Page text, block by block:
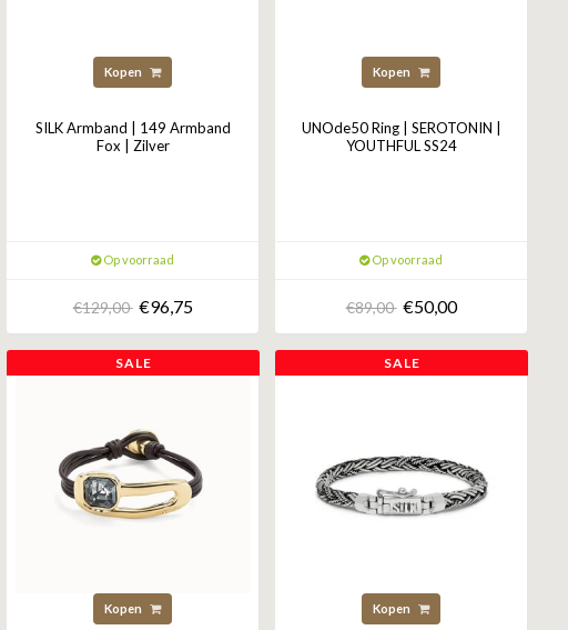
Kopen
SILK Armband | 149 Armband
Fox | Zilver
Op voorraad
€129,00 €96,75
Kopen
UNOde50 Ring | SEROTONIN |
YOUTHFUL SS24
Op voorraad
€89,00 €50,00
SALE
Kopen
SALE
Kopen